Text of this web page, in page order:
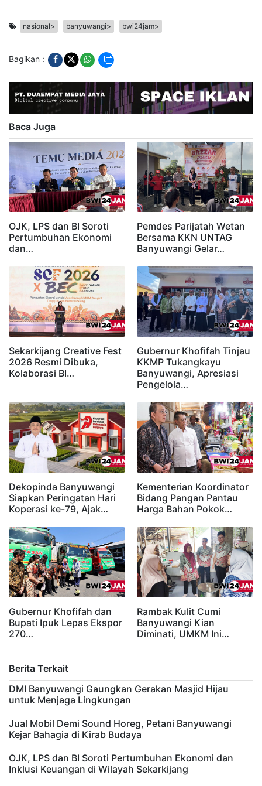
nasional> banyuwangi> bwi24jam>
Bagikan :
Baca Juga
OJK, LPS dan BI Soroti
Pertumbuhan Ekonomi
dan…
Pemdes Parijatah Wetan
Bersama KKN UNTAG
Banyuwangi Gelar…
Sekarkijang Creative Fest
2026 Resmi Dibuka,
Kolaborasi BI…
Gubernur Khofifah Tinjau
KKMP Tukangkayu
Banyuwangi, Apresiasi
Pengelola…
Dekopinda Banyuwangi
Siapkan Peringatan Hari
Koperasi ke-79, Ajak…
Kementerian Koordinator
Bidang Pangan Pantau
Harga Bahan Pokok…
Gubernur Khofifah dan
Bupati Ipuk Lepas Ekspor
270…
Rambak Kulit Cumi
Banyuwangi Kian
Diminati, UMKM Ini…
Berita Terkait
DMI Banyuwangi Gaungkan Gerakan Masjid Hijau
untuk Menjaga Lingkungan
Jual Mobil Demi Sound Horeg, Petani Banyuwangi
Kejar Bahagia di Kirab Budaya
OJK, LPS dan BI Soroti Pertumbuhan Ekonomi dan
Inklusi Keuangan di Wilayah Sekarkijang